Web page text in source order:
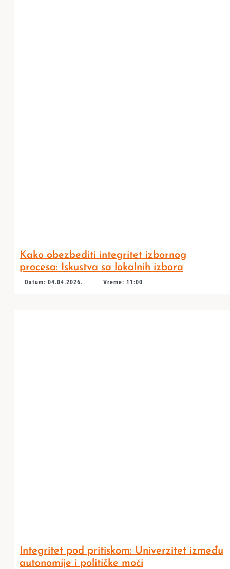
Kako obezbediti integritet izbornog
procesa: Iskustva sa lokalnih izbora
Datum: 04.04.2026. Vreme: 11:00
Integritet pod pritiskom: Univerzitet između
autonomije i političke moći